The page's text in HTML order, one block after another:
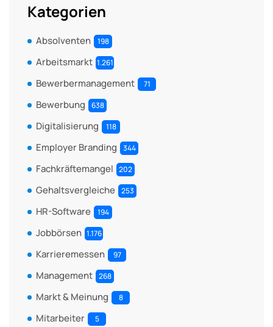
Kategorien
Absolventen 198
Arbeitsmarkt 1.261
Bewerbermanagement 71
Bewerbung 638
Digitalisierung 118
Employer Branding 344
Fachkräftemangel 202
Gehaltsvergleiche 253
HR-Software 194
Jobbörsen 1.176
Karrieremessen 97
Management 268
Markt & Meinung 8
Mitarbeiter 5